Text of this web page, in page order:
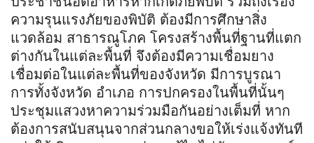
ความรุนแรงภัยของพิบัติ ต้องมีการศึกษาสิ่ง
แวดล้อม สาธารณูโภค โครงสร้างพื้นที่ฐานที่แตก
ต่างกันในแต่ละพื้นที่ จึงต้องมีความเชื่อมยาง
เชื่อมต่อในแต่ละพื้นที่ของจังหวัด มีการบูรณา
การทั้งจังหวัด อำเภอ การปกครองในพื้นที่นั้นๆ
ประชุมแสวงหาความร่วมมือกันอย่างเต็มที่ หาก
ต้องการสนับสนุนจากส่วนกลางขอให้เร่งแจ้งทันที